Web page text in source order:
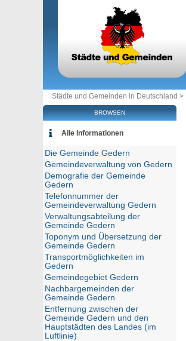
Städte und Gemeinden in Deutschland >
BROWSEN
Alle Informationen
Die Gemeinde Gedern
Gemeindeverwaltung von Gedern
Demografie der Gemeinde
Gedern
Telefonnummer der
Gemeindeverwaltung Gedern
Verwaltungsabteilung der
Gemeinde Gedern
Toponym und Übersetzung der
Gemeinde Gedern
Transportmöglichkeiten im
Gedern
Gemeindegebiet Gedern
Nachbargemeinden der
Gemeinde Gedern
Entfernung zwischen der
Gemeinde Gedern und den
Hauptstädten des Landes (im
Luftlinie)